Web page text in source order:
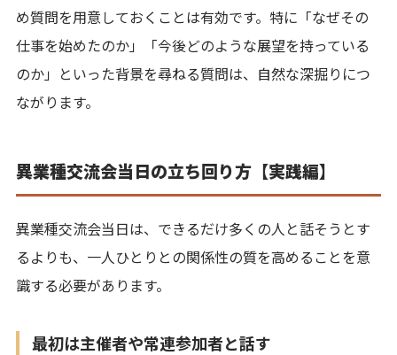
め質問を用意しておくことは有効です。特に「なぜその
仕事を始めたのか」「今後どのような展望を持っている
のか」といった背景を尋ねる質問は、自然な深掘りにつ
ながります。
異業種交流会当日の立ち回り方【実践編】
異業種交流会当日は、できるだけ多くの人と話そうとす
るよりも、一人ひとりとの関係性の質を高めることを意
識する必要があります。
最初は主催者や常連参加者と話す